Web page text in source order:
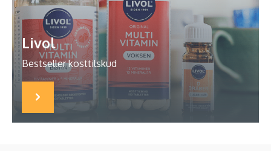
Livol
Bestseller kosttilskud